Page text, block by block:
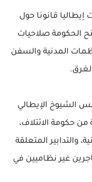
2019، شرعت إيطاليا قانونا حول
الحكومة صلاحيات
المدنية والسفن
الشيوخ الإيطالي
من حكومة الائتلاف،
والتدابير المتعلقة
غير نظاميين في